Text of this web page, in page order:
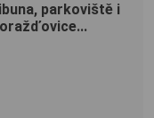
parkoviště i